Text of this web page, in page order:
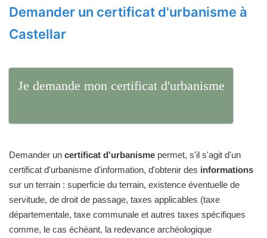
Demander un certificat d'urbanisme à
Castellar
Je demande mon certificat d'urbanisme
Demander un certificat d'urbanisme permet, s'il s'agit d'un
certificat d'urbanisme d'information, d'obtenir des informations
sur un terrain : superficie du terrain, existence éventuelle de
servitude, de droit de passage, taxes applicables (taxe
départementale, taxe communale et autres taxes spécifiques
comme, le cas échéant, la redevance archéologique